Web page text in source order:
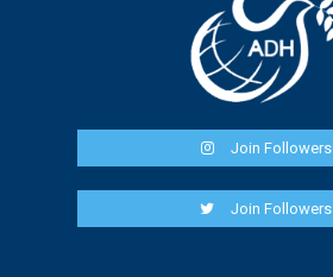
Join Followers
Join Followers